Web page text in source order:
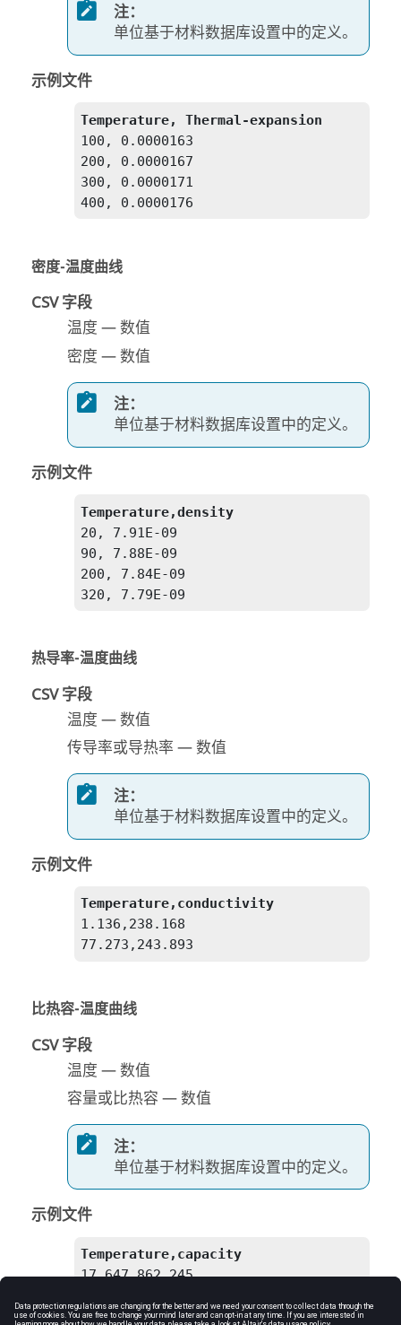
注：
单位基于材料数据库设置中的定义。
示例文件
Temperature, Thermal-expansion
100, 0.0000163
200, 0.0000167
300, 0.0000171
400, 0.0000176
密度-温度曲线
CSV 字段
温度 — 数值
密度 — 数值
注：
单位基于材料数据库设置中的定义。
示例文件
Temperature,density
20, 7.91E-09
90, 7.88E-09
200, 7.84E-09
320, 7.79E-09
热导率-温度曲线
CSV 字段
温度 — 数值
传导率或导热率 — 数值
注：
单位基于材料数据库设置中的定义。
示例文件
Temperature,conductivity
1.136,238.168
77.273,243.893
比热容-温度曲线
CSV 字段
温度 — 数值
容量或比热容 — 数值
注：
单位基于材料数据库设置中的定义。
示例文件
Temperature,capacity
17.647,862.245
134.454,948.724